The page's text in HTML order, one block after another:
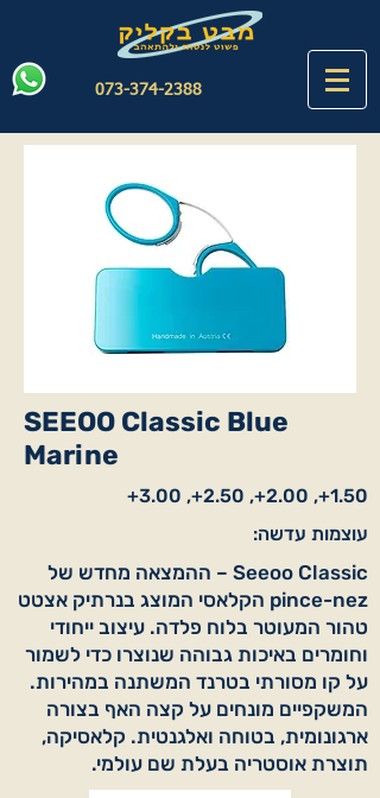
073-374-2388
SEEOO Classic Blue
Marine
1.50+, 2.00+, 2.50+, 3.00+
עוצמות עדשה:
Seeoo Classic – ההמצאה מחדש של
pince-nez הקלאסי המוצג בנרתיק אצטט
טהור המעוטר בלוח פלדה. עיצוב ייחודי
וחומרים באיכות גבוהה שנוצרו כדי לשמור
על קו מסורתי בטרנד המשתנה במהירות.
המשקפיים מונחים על קצה האף בצורה
ארגונומית, בטוחה ואלגנטית. קלאסיקה,
תוצרת אוסטריה בעלת שם עולמי.